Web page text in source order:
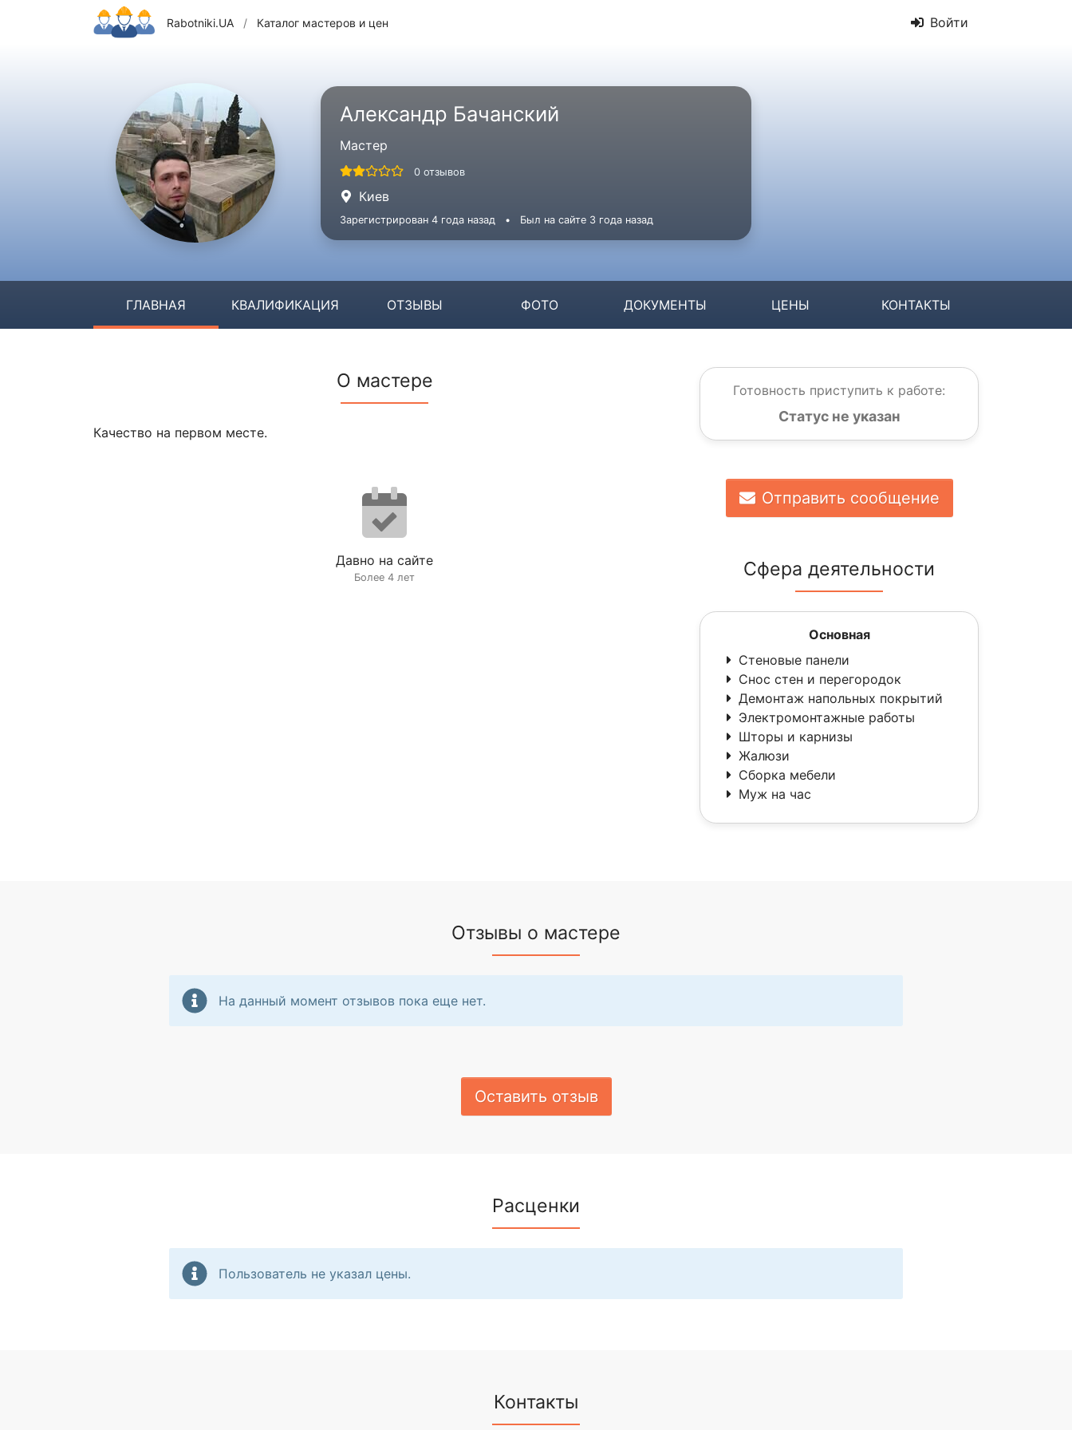
Rabotniki.UA / Каталог мастеров и цен Войти
Александр Бачанский
Мастер
0 отзывов
Киев
Зарегистрирован 4 года назад • Был на сайте 3 года назад
ГЛАВНАЯ КВАЛИФИКАЦИЯ ОТЗЫВЫ ФОТО ДОКУМЕНТЫ ЦЕНЫ КОНТАКТЫ
О мастере
Качество на первом месте.
Давно на сайте
Более 4 лет
Готовность приступить к работе:
Статус не указан
Отправить сообщение
Сфера деятельности
Основная
Стеновые панели
Снос стен и перегородок
Демонтаж напольных покрытий
Электромонтажные работы
Шторы и карнизы
Жалюзи
Сборка мебели
Муж на час
Отзывы о мастере
На данный момент отзывов пока еще нет.
Оставить отзыв
Расценки
Пользователь не указал цены.
Контакты